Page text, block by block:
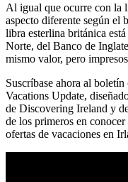
Al igual que ocurre con la
aspecto diferente según el
libra esterlina británica
Norte, del Banco de
mismo valor, pero
Suscríbase ahora al
Vacations Update,
de Discovering Ireland y
de los primeros en
ofertas de vacaciones en